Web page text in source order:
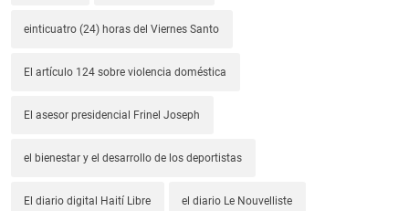
einticuatro (24) horas del Viernes Santo
El artículo 124 sobre violencia doméstica
El asesor presidencial Frinel Joseph
el bienestar y el desarrollo de los deportistas
El diario digital Haití Libre el diario Le Nouvelliste